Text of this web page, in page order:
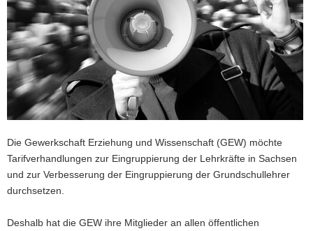
Die Gewerkschaft Erziehung und Wissenschaft (GEW) möchte
Tarifverhandlungen zur Eingruppierung der Lehrkräfte in Sachsen
und zur Verbesserung der Eingruppierung der Grundschullehrer
durchsetzen.
Deshalb hat die GEW ihre Mitglieder an allen öffentlichen